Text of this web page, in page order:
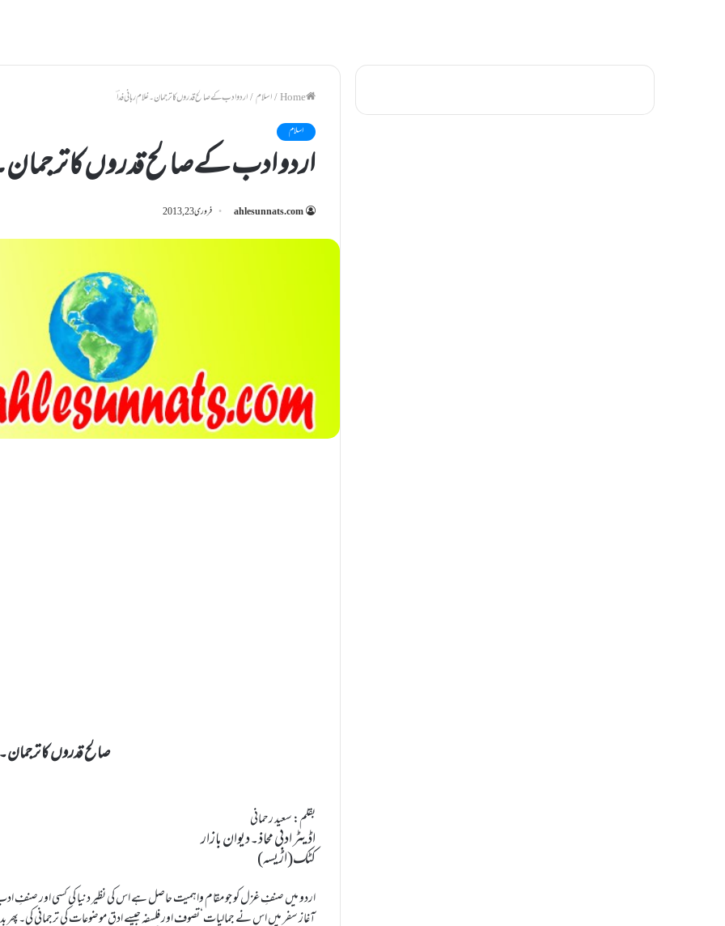
/اسلام/اردو ادب کےصالح قدروں کا ترجمان۔غلام ربانی فداؔ
اسلام
اردو ادب کےصالح قدروں کا
ahlesunnats.com فروری 23, 2013
صالح قدروں کا
بقلم: سعید رحمانی
اڈیٹر ادبی محاذ۔دیوان بازار
کٹک(اڑیسہ)
اردو میں صنفِ غزل کو جو مقام واہمیت حاصل ہے اس کی نظیر دنیا کی کسی اور صنفِ ادب
آغاز سفر میں اس نے جمالیات‘تصوف اور فلسفہ جیسے ادق موضوعات کی ترجمانی